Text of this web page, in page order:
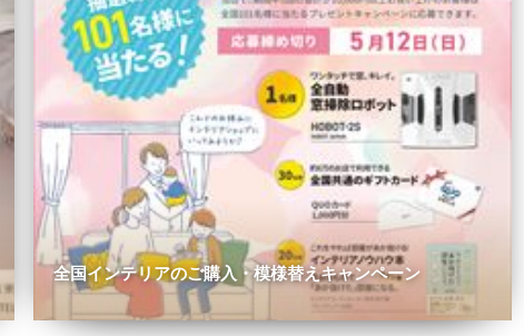
全国インテリアのご購入・模様替えキャンペーン